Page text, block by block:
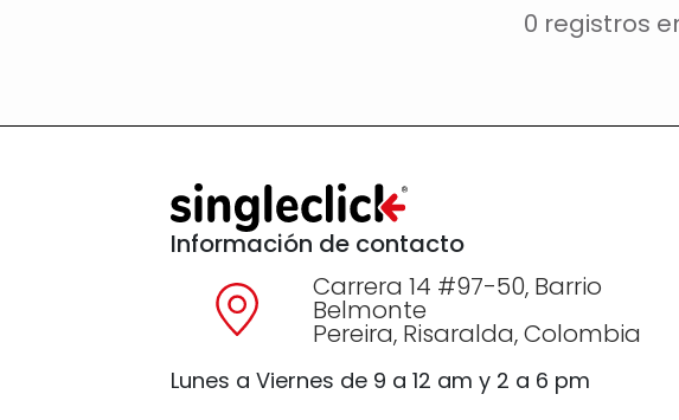
0 registros
Información de contacto
Carrera 14 #97-50, Barrio
Belmonte
Pereira, Risaralda, Colombia
Lunes a Viernes de 9 a 12 am y 2 a 6 pm